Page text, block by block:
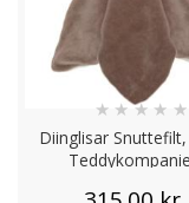
uppskattar och minns.
Att handla hos
brinner för nallar
att ge något som
hållbart. Här hittar
nallen – en vän för
Teddykompaniets
Diinglisar
★ ★★ ★ ★